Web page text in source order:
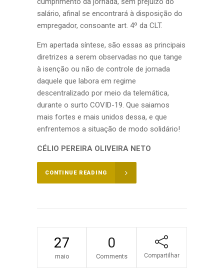
salário, afinal se encontrará à disposição do
empregador, consoante art. 4º da CLT.
Em apertada síntese, são essas as principais
diretrizes a serem observadas no que tange
à isenção ou não de controle de jornada
daquele que labora em regime
descentralizado por meio da telemática,
durante o surto COVID-19. Que saiamos
mais fortes e mais unidos dessa, e que
enfrentemos a situação de modo solidário!
CÉLIO PEREIRA OLIVEIRA NETO
CONTINUE READING
27
maio
0
Comments Compartilhar